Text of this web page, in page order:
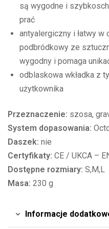
są wygodne i
prać
antyalergiczny i łatwy
podbródkowy ze
wygodny i pomaga
odblaskowa wkładka z
użytkownika
Przeznaczenie: szosa,
System dopasowania:
Daszek: nie
Certyfikaty: CE / UKCA –
Dostępne rozmiary: S,M,L
Masa: 230 g
Informacje